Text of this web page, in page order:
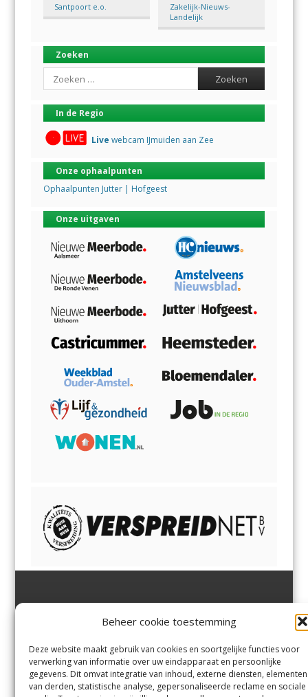
Beheer cookie toestemming
Deze website maakt gebruik van cookies en soortgelijke functies voor
verwerking van informatie over uw eindapparaat en persoonlijke
gegevens. Dit omvat integratie van inhoud, externe diensten, elementen
van derden, statistische analyse, gepersonaliseerde reclame en sociale
Santpoort e.o.
Zakelijk-Nieuws-
Landelijk
Zoeken
Search
In de Regio
Live webcam IJmuiden aan Zee
Onze ophaalpunten
Ophaalpunten Jutter | Hofgeest
Onze uitgaven
Margadantstraat 34
0255-533900
info@jutter.nlofinfo@hofgee
st.nl
Velserbroek,Velsen-Zuid,
Zuid,Driehuisen
Spaarnwoude.